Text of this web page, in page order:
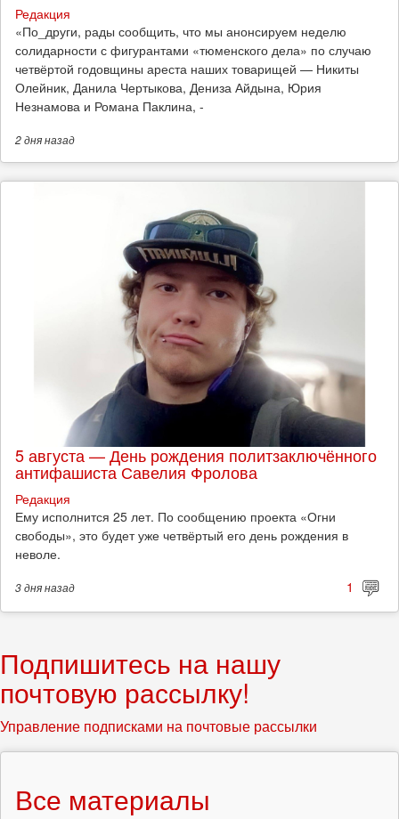
Редакция
​«По_други, рады сообщить, что мы анонсируем неделю
солидарности с фигурантами «тюменского дела» по случаю
четвёртой годовщины ареста наших товарищей — Никиты
Олейник, Данила Чертыкова, Дениза Айдына, Юрия
Незнамова и Романа Паклина, -
2 дняназад
5 августа — День рождения политзаключённого
антифашиста Савелия Фролова
Редакция
Ему исполнится 25 лет. По сообщению проекта «Огни
свободы», это будет уже четвёртый его день рождения в
неволе.
3 дняназад 1
Подпишитесь на нашу
почтовую рассылку!
Управление подписками на почтовые рассылки
Все материалы